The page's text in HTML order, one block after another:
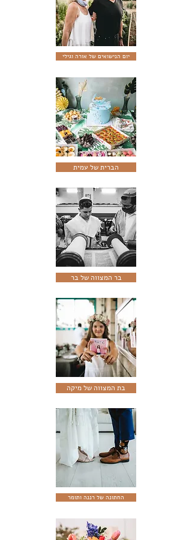
יום הנישואים של אורה וגילי
הברית של עמית
בר המצווה של בר
בת המצווה של מיקה
החתונה של רננה ותומר